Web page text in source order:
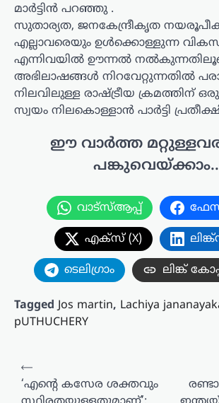
മാർട്ടിൻ പറഞ്ഞു .
സുതാര്യത, ജനകേന്ദ്രീകൃത
എല്ലാവരെയും ഉൾക്കൊള്ളുന്ന
എന്നിവയിൽ ഊന്നൽ
അഭിലാഷങ്ങൾ നിറവേറ്റുന്നതിൽ
നിലവിലുള്ള രാഷ്ട്രീയ ക്രമത്തിന്
സ്വയം നിലകൊള്ളാൻ പാർട്ടി
ഈ വാർത്ത
വാട്സ്ആപ്പ്
എക്സ് (X)
ടെലിഗ്രാം ലിങ്ക്
TaggedJos martin, Lachiya
pUTHUCHERY
പോസ്റ്റുകളിലൂടെ
⟵
‘എന്റെ കസേര ശക്തവും